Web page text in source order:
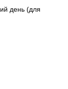
день (для